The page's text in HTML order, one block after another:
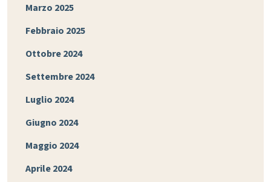
Marzo 2025
Febbraio 2025
Ottobre 2024
Settembre 2024
Luglio 2024
Giugno 2024
Maggio 2024
Aprile 2024